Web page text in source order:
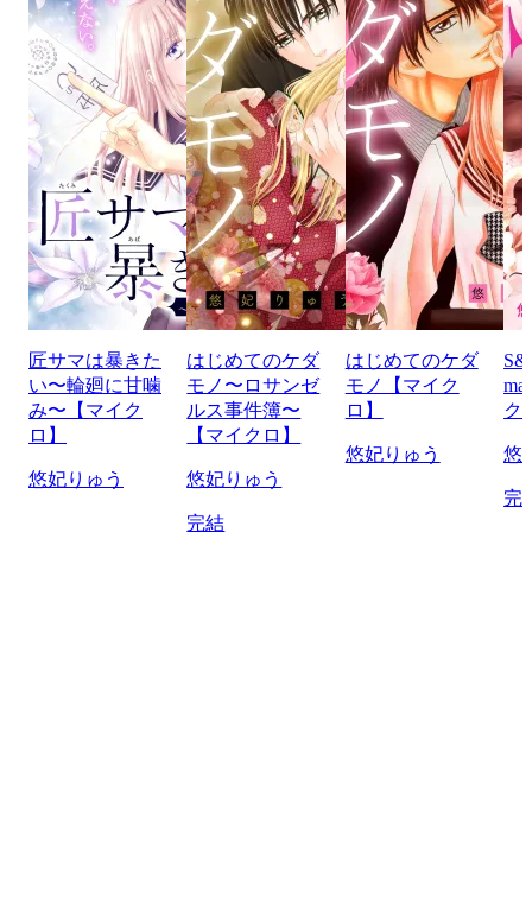
匠サマは暴きた
い〜輪廻に甘噛
み〜【マイク
ロ】
悠妃りゅう
はじめてのケダ
モノ〜ロサンゼ
ルス事件簿〜
【マイクロ】
悠妃りゅう
完結
はじめてのケダ
モノ【マイク
ロ】
悠妃りゅう
ク
悠
完